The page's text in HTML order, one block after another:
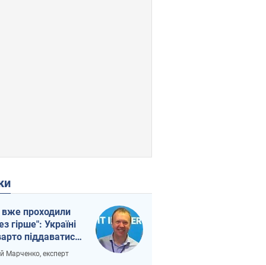
проходили
гірше": Україні
піддаватися
через
Марченко, експерт